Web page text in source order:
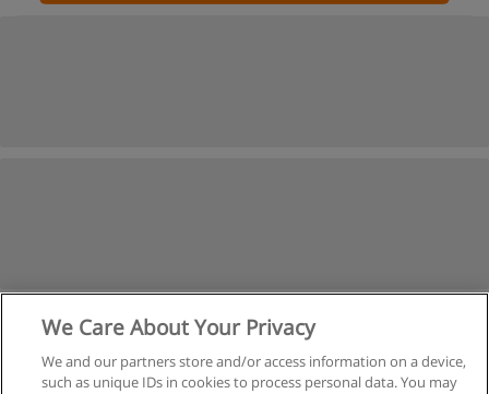
We Care About Your Privacy
We and our partners store and/or access information on a device,
such as unique IDs in cookies to process personal data. You may